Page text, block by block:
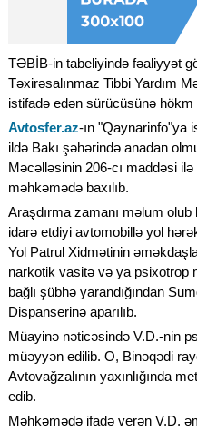
TƏBİB-in tabeliyində fəaliyyət
Təxirəsalınmaz Tibbi Yardım
istifadə edən sürücüsünə hökm
Avtosfer.az-ın "Qaynarinfo"ya
ildə Bakı şəhərində anadan
Məcəlləsinin 206-cı maddəsi
məhkəmədə baxılıb.
Araşdırma zamanı məlum
idarə etdiyi avtomobillə yol
Yol Patrul Xidmətinin
narkotik vasitə və ya psixotrop
bağlı şübhə yarandığından
Dispanserinə aparılıb.
Müayinə nəticəsində V.D.-nin
müəyyən edilib. O, Binəqədi
Avtovağzalının yaxınlığında
edib.
Məhkəmədə ifadə verən V.D.